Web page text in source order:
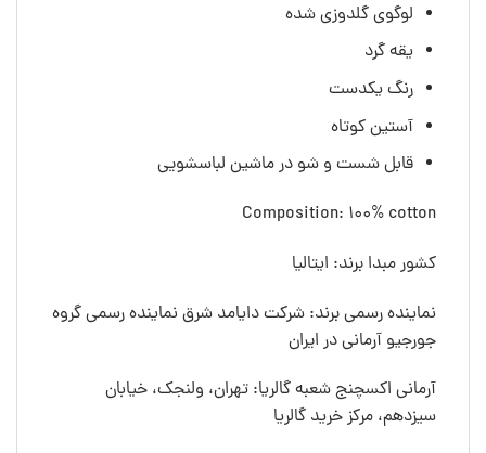
لوگوی گلدوزی شده
یقه گرد
رنگ یکدست
آستین کوتاه
قابل شست و شو در ماشین لباسشویی
Composition: 100% cotton
کشور مبدا برند: ایتالیا
نماینده رسمی برند: شرکت دایامد شرق نماینده رسمی گروه
جورجیو آرمانی در ایران
آرمانی اکسچنج شعبه گالریا: تهران، ولنجک، خیابان
سیزدهم، مرکز خرید گالریا